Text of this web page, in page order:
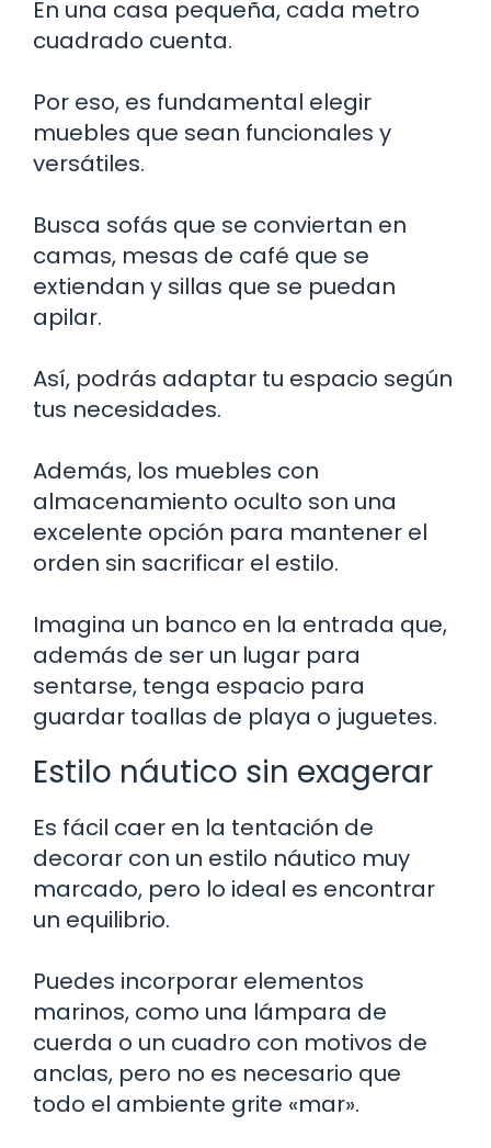
En una casa pequeña, cada metro
cuadrado cuenta.
Por eso, es fundamental elegir
muebles que sean funcionales y
versátiles.
Busca sofás que se conviertan en
camas, mesas de café que se
extiendan y sillas que se puedan
apilar.
Así, podrás adaptar tu espacio según
tus necesidades.
Además, los muebles con
almacenamiento oculto son una
excelente opción para mantener el
orden sin sacrificar el estilo.
Imagina un banco en la entrada que,
además de ser un lugar para
sentarse, tenga espacio para
guardar toallas de playa o juguetes.
Estilo náutico sin exagerar
Es fácil caer en la tentación de
decorar con un estilo náutico muy
marcado, pero lo ideal es encontrar
un equilibrio.
Puedes incorporar elementos
marinos, como una lámpara de
cuerda o un cuadro con motivos de
anclas, pero no es necesario que
todo el ambiente grite «mar».